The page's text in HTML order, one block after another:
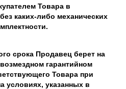
Товара в
каких-либо механических
срока Продавец берет на
гарантийном
Товара при
условиях, указанных в